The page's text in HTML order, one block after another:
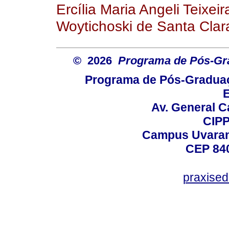
Ercília Maria Angeli
Woytichoski de Santa
© 2026 Programa de Pós-
Programa de Pós-
Av. General
Campus
CEP